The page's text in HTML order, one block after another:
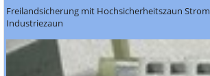
Freilandsicherung mit Hochsicherheitszaun
Industriezaun